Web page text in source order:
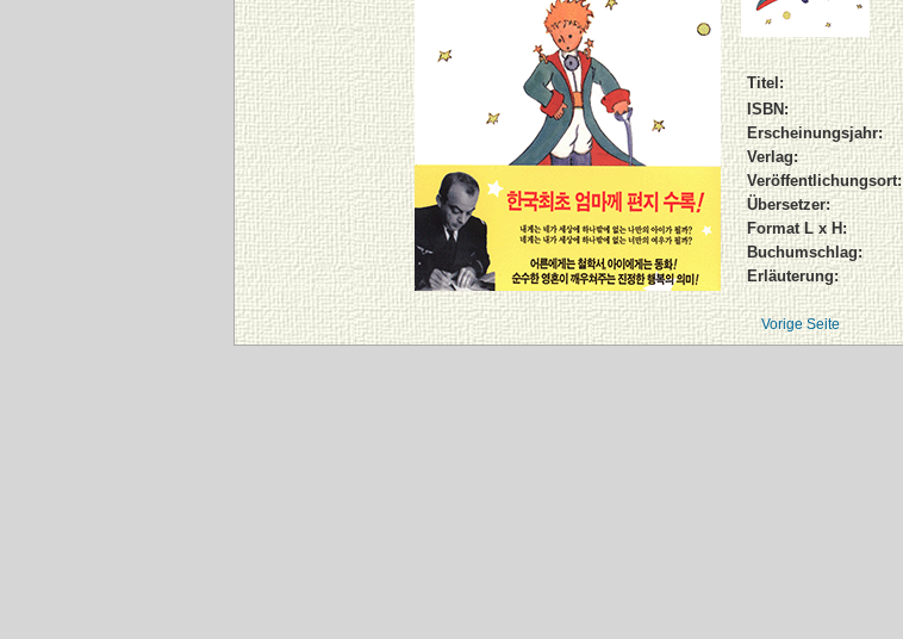
Titel:
ISBN:
Erscheinungsjahr:
Verlag:
Veröffentlichungsort:
Übersetzer:
Format L x H:
Buchumschlag:
Erläuterung:
Vorige Seite